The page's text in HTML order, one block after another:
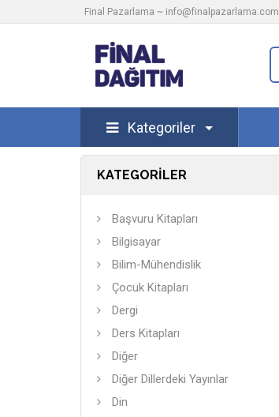
Final Pazarlama ~ info@finalpazarlama.com
Kategoriler
KATEGORİLER
Başvuru Kitapları
Bilgisayar
Bilim-Mühendislik
Çocuk Kitapları
Dergi
Ders Kitapları
Diğer
Diğer Dillerdeki Yayınlar
Din